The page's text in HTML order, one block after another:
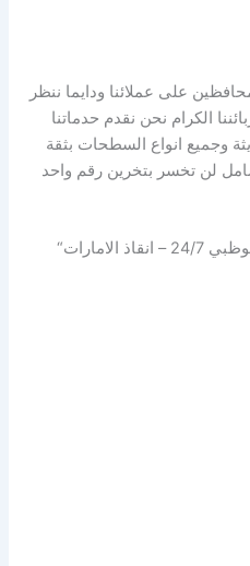
على عملائنا ودايما ننظر
الكرام نحن نقدم حدماتنا
وجميع انواع السطحات بثقة
لن تخسر بتخرين رقم واحد